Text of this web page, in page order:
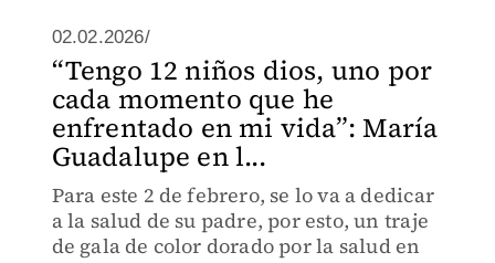
02.02.2026/
“Tengo 12 niños dios, uno por
cada momento que he
enfrentado en mi vida”: María
Guadalupe en l...
Para este 2 de febrero, se lo va a dedicar
a la salud de su padre, por esto, un traje
de gala de color dorado por la salud en